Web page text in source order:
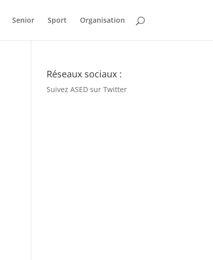
Senior Sport Organisation
Réseaux sociaux :
Suivez ASED sur Twitter